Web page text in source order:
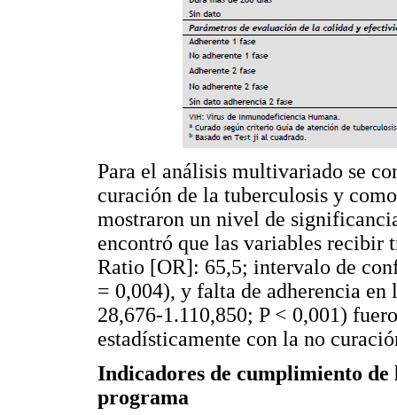
Para el análisis multivariado se
curación de la tuberculosis y
mostraron un nivel de
encontró que las variables recibir
Ratio [OR]: 65,5; intervalo de
= 0,004), y falta de adherencia
28,676-1.110,850; P < 0,001)
estadísticamente con la no
Indicadores de cumplimiento de
programa